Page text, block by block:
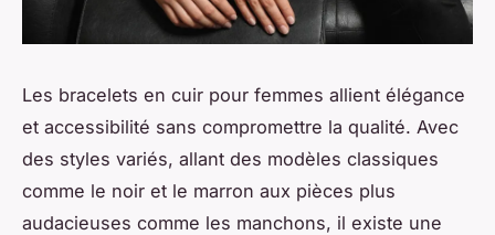
Les bracelets en cuir pour femmes allient élégance
et accessibilité sans compromettre la qualité. Avec
des styles variés, allant des modèles classiques
comme le noir et le marron aux pièces plus
audacieuses comme les manchons, il existe une